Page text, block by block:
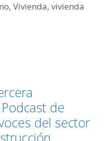
, Vivienda, vivienda
de
del sector